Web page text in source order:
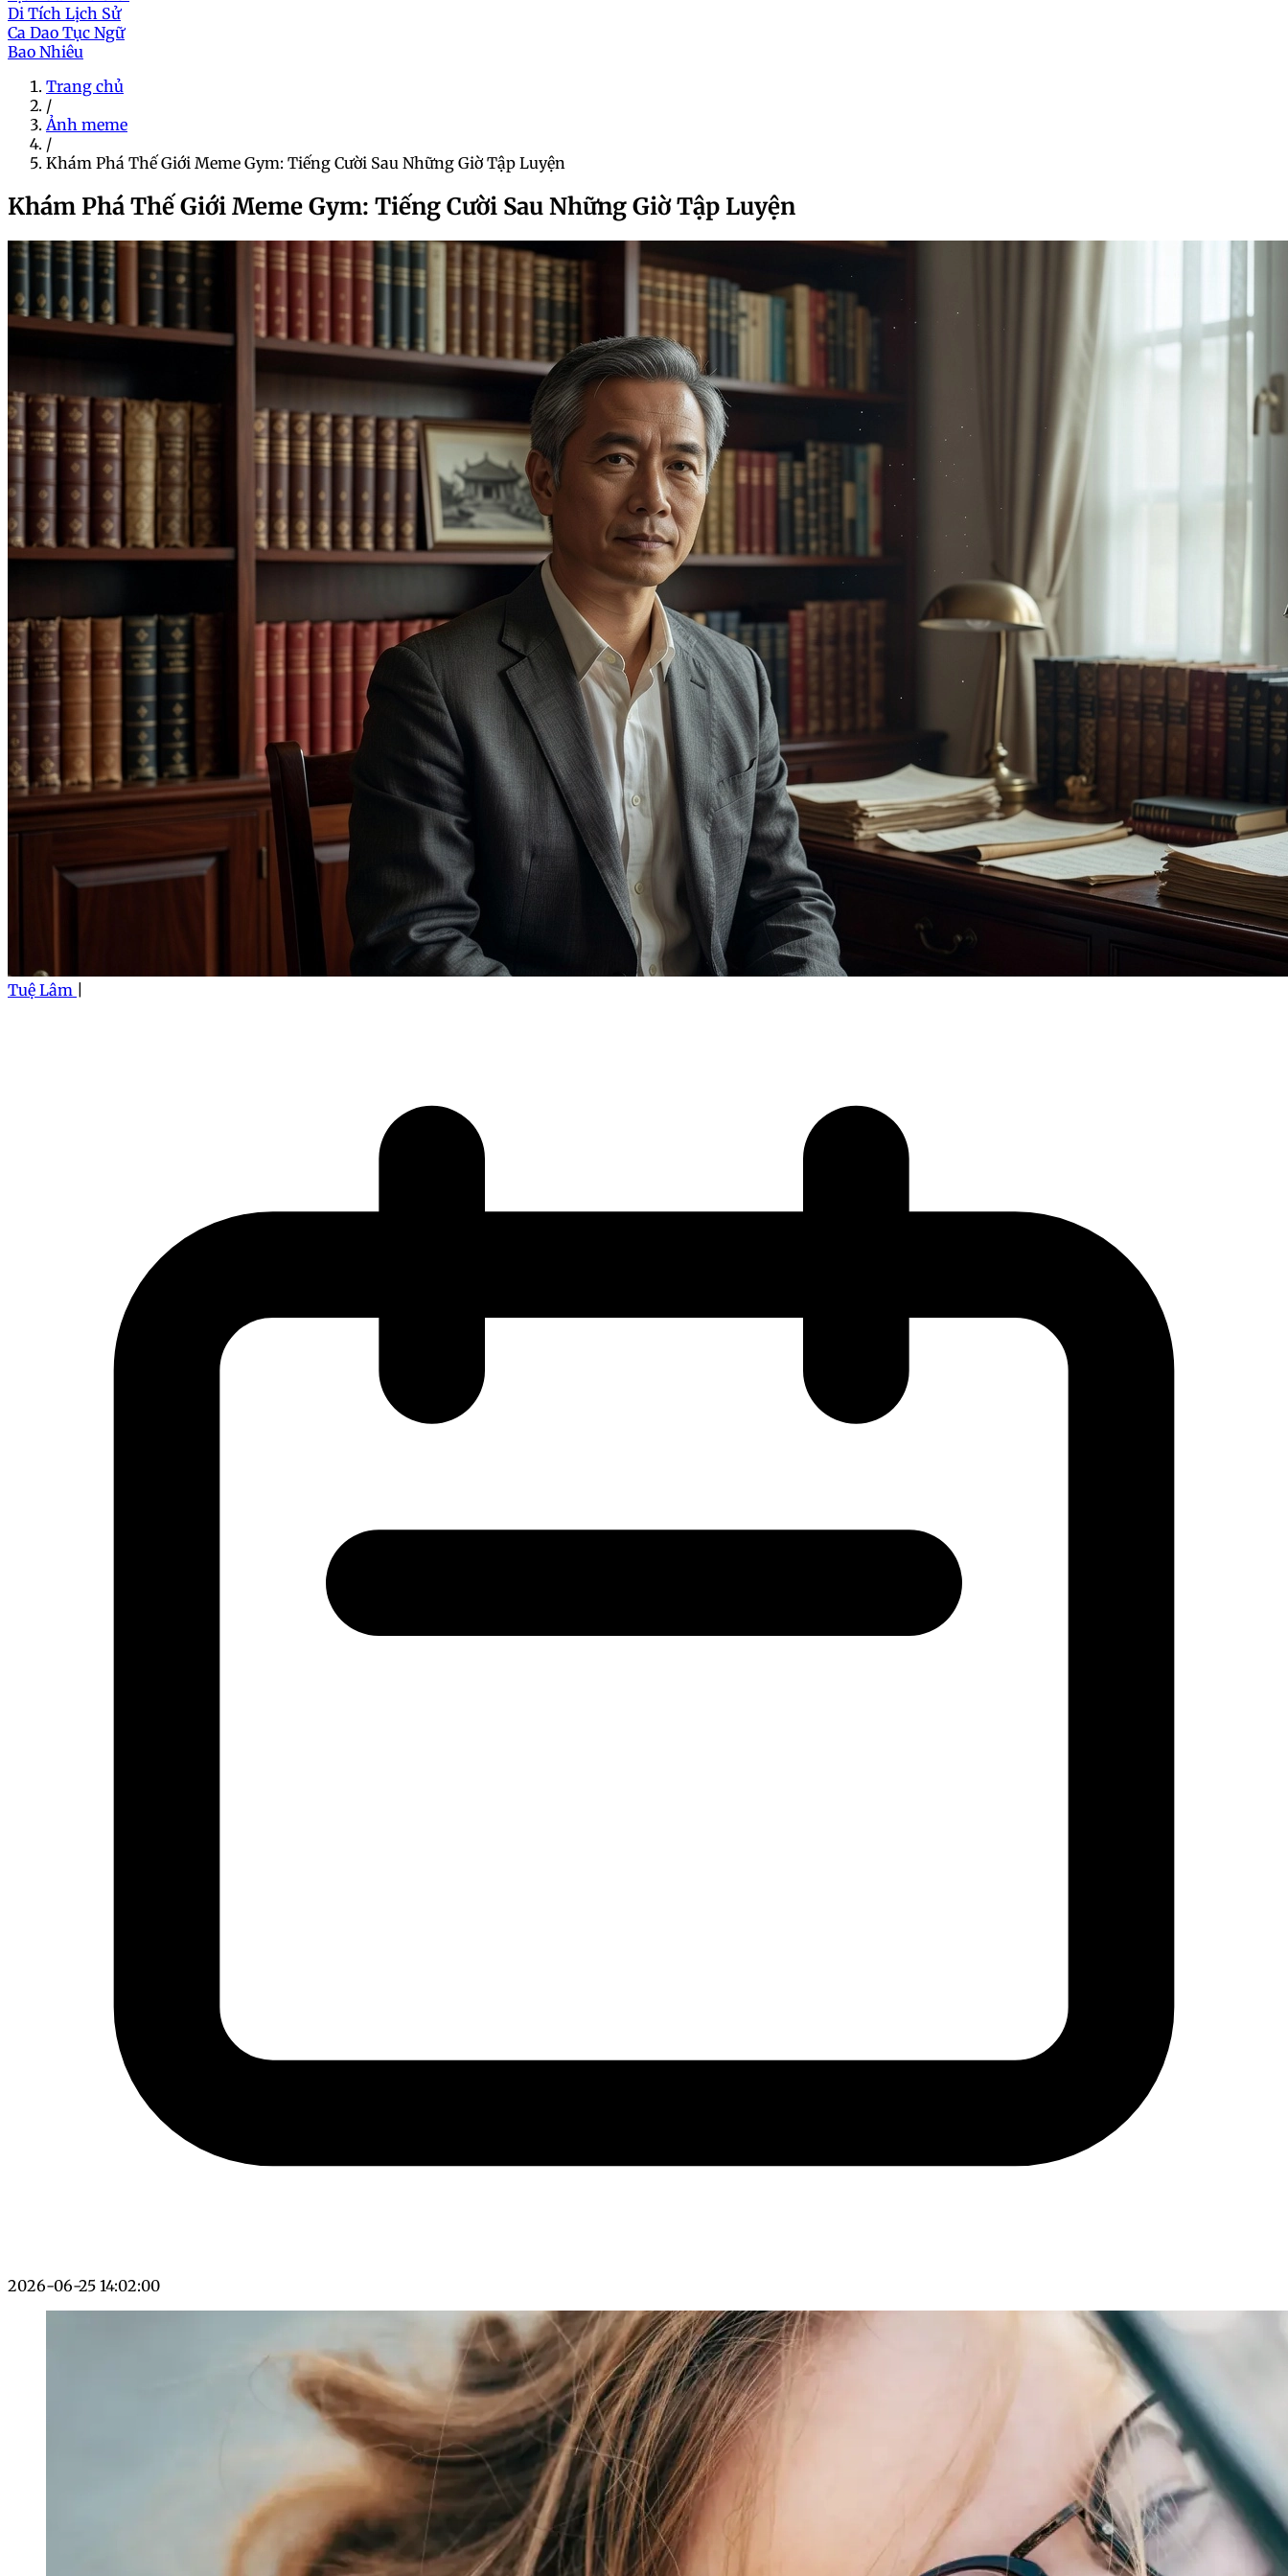
Di Tích Lịch Sử
Ca Dao Tục Ngữ
Bao Nhiêu
Trang chủ
/
Ảnh meme
/
Khám Phá Thế Giới Meme Gym: Tiếng Cười Sau Những Giờ Tập Luyện
Khám Phá Thế Giới Meme Gym: Tiếng Cười Sau Những Giờ Tập Luyện
Tuệ Lâm
2026-06-25 14:02:00